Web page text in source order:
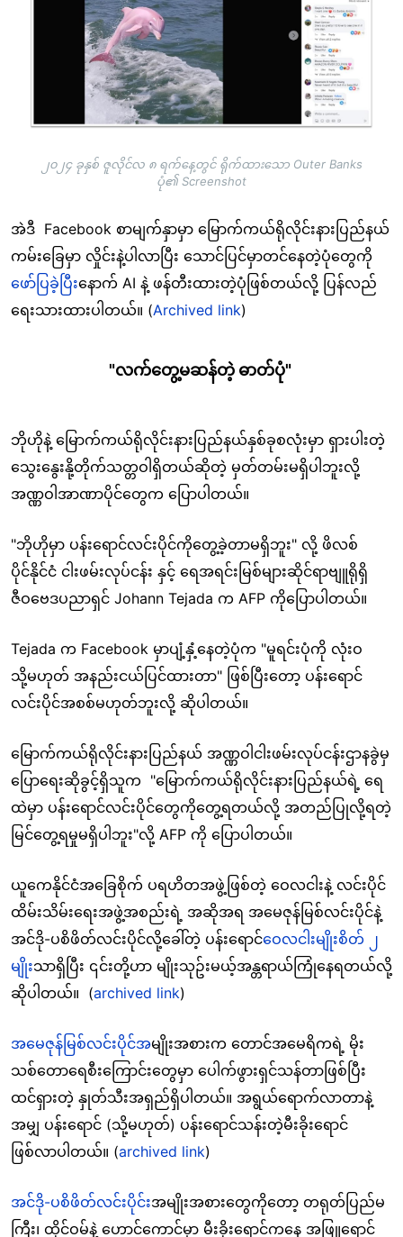
၂၀၂၄ ခုနှစ် ဇူလိုင်လ ၈ ရက်နေ့တွင် ရိုက်ထားသော Outer Banks
ပုံ၏ Screenshot
အဲဒီ Facebook စာမျက်နှာမှာ မြောက်ကယ်ရိုလိုင်းနားပြည်နယ်
ကမ်းခြေမှာ လှိုင်းနဲ့ပါလာပြီး သောင်ပြင်မှာတင်နေတဲ့ပုံတွေကို
ဖော်ပြခဲ့ပြီးနောက် AI နဲ့ ဖန်တီးထားတဲ့ပုံဖြစ်တယ်လို့ ပြန်လည်
ရေးသားထားပါတယ်။ (Archived link)
"လက်တွေ့မဆန်တဲ့ ဓာတ်ပုံ"
ဘိုဟိုနဲ့ မြောက်ကယ်ရိုလိုင်းနားပြည်နယ်နှစ်ခုစလုံးမှာ ရှားပါးတဲ့
သွေးနွေးနို့တိုက်သတ္တဝါရှိတယ်ဆိုတဲ့ မှတ်တမ်းမရှိပါဘူးလို့
အဏ္ဏဝါအာဏာပိုင်တွေက ပြောပါတယ်။
"ဘိုဟိုမှာ ပန်းရောင်လင်းပိုင်ကိုတွေ့ခဲ့တာမရှိဘူး" လို့ ဖိလစ်
ပိုင်နိုင်ငံ ငါးဖမ်းလုပ်ငန်း နှင့် ရေအရင်းမြစ်များဆိုင်ရာဗျူရိုရှိ
ဇီဝဗေဒပညာရှင် Johann Tejada က AFP ကိုပြောပါတယ်။
Tejada က Facebook မှာပျံ့နှံ့နေတဲ့ပုံက "မူရင်းပုံကို လုံးဝ
သို့မဟုတ် အနည်းငယ်ပြင်ထားတာ" ဖြစ်ပြီးတော့ ပန်းရောင်
လင်းပိုင်အစစ်မဟုတ်ဘူးလို့ ဆိုပါတယ်။
မြောက်ကယ်ရိုလိုင်းနားပြည်နယ် အဏ္ဏဝါငါးဖမ်းလုပ်ငန်းဌာနခွဲမှ
ပြောရေးဆိုခွင့်ရှိသူက "မြောက်ကယ်ရိုလိုင်းနားပြည်နယ်ရဲ့ ရေ
ထဲမှာ ပန်းရောင်လင်းပိုင်တွေကိုတွေ့ရတယ်လို့ အတည်ပြုလို့ရတဲ့
မြင်တွေ့ရမှုမရှိပါဘူး"လို့ AFP ကို ပြောပါတယ်။
ယူကေနိုင်ငံအခြေစိုက် ပရဟိတအဖွဲ့ဖြစ်တဲ့ ဝေလငါးနဲ့ လင်းပိုင်
ထိမ်းသိမ်းရေးအဖွဲ့အစည်းရဲ့ အဆိုအရ အမေဇုန်မြစ်လင်းပိုင်နဲ့
အင်ဒို-ပစိဖိတ်လင်းပိုင်လို့ခေါ်တဲ့ ပန်းရောင်ဝေလငါးမျိုးစိတ် ၂
မျိုးသာရှိပြီး ၎င်းတို့ဟာ မျိုးသုဥ်းမယ့်အန္တရာယ်ကြုံနေရတယ်လို့
ဆိုပါတယ်။ (archived link)
အမေဇုန်မြစ်လင်းပိုင်အမျိုးအစားက တောင်အမေရိကရဲ့ မိုး
သစ်တောရေစီးကြောင်းတွေမှာ ပေါက်ဖွားရှင်သန်တာဖြစ်ပြီး
ထင်ရှားတဲ့ နှုတ်သီးအရှည်ရှိပါတယ်။ အရွယ်ရောက်လာတာနဲ့
အမျှ ပန်းရောင် (သို့မဟုတ်) ပန်းရောင်သန်းတဲ့မီးခိုးရောင်
ဖြစ်လာပါတယ်။ (archived link)
အင်ဒို-ပစိဖိတ်လင်းပိုင်းအမျိုးအစားတွေကိုတော့ တရုတ်ပြည်မ
ကြီး၊ ထိုင်ဝမ်နဲ့ ဟောင်ကောင်မှာ မီးခိုးရောင်ကနေ အဖြူရောင်